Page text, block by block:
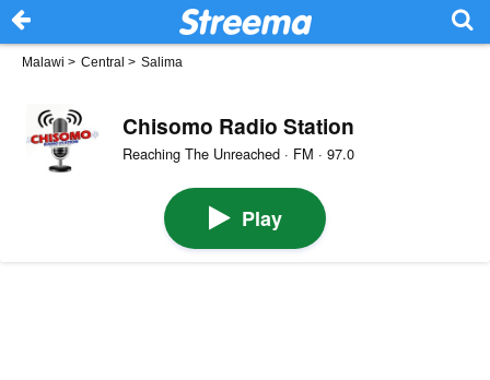
Malawi > Central > Salima
Chisomo Radio Station
Reaching The Unreached · FM · 97.0
Play